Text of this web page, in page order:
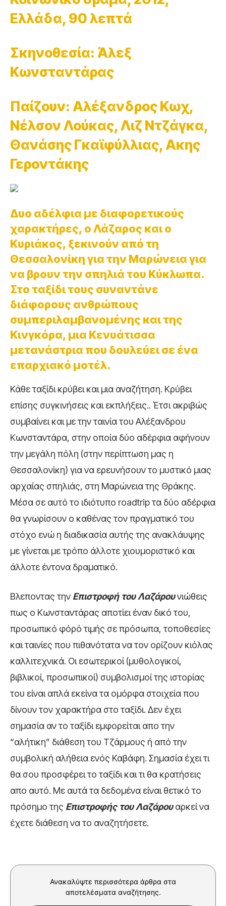
Ελλάδα, 90 λεπτά
Σκηνοθεσία: Άλεξ
Κωνσταντάρας
Παίζουν: Αλέξανδρος Κωχ,
Νέλσον Λούκας, Λιζ Ντζάγκα,
Θανάσης Γκαϊφύλλιας, Ακης
Γεροντάκης
Δυο αδέλφια με διαφορετικούς
χαρακτήρες, ο Λάζαρος και ο
Κυριάκος, ξεκινούν από τη
Θεσσαλονίκη για την Μαρώνεια για
να βρουν την σπηλιά του Κύκλωπα.
Στο ταξίδι τους συναντάνε
διάφορους ανθρώπους
συμπεριλαμβανομένης και της
Κινγκόρα, μια Κενυάτισσα
μετανάστρια που δουλεύει σε ένα
επαρχιακό μοτέλ.
Κάθε ταξίδι κρύβει και μια αναζήτηση. Κρύβει
επίσης συγκινήσεις και εκπλήξεις.. Έτσι ακριβώς
συμβαίνει και με την ταινία του Αλέξανδρου
Κωνσταντάρα, στην οποία δύο αδέρφια αφήνουν
την μεγάλη πόλη (στην περίπτωση μας η
Θεσσαλονίκη) για να ερευνήσουν το μυστικό μιας
αρχαίας σπηλιάς, στη Μαρώνεια της Θράκης.
Μέσα σε αυτό το ιδιότυπο roadtrip τα δύο αδέρφια
θα γνωρίσουν ο καθένας τον πραγματικό του
στόχο ενώ η διαδικασία αυτής της ανακλάυψης
με γίνεται με τρόπο άλλοτε χιουμοριστικό και
άλλοτε έντονα δραματικό.
Βλεποντας την Επιστροφή του Λαζάρουνιώθεις
πως ο Κωνσταντάρας αποτίει έναν δικό του,
προσωπικό φόρό τιμής σε πρόσωπα, τοποθεσίες
και ταινίες που πιθανότατα να τον ορίζουν κιόλας
καλλιτεχνικά. Οι εσωτερικοί (μυθολογικοί,
βιβλικοί, προσωπικοί) συμβολισμοί της ιστορίας
του είναι απλά εκείνα τα ομόρφα στοιχεία που
δίνουν τον χαρακτήρα στο ταξίδι. Δεν έχει
σημασία αν το ταξίδι εμφορείται απο την
“αλήτικη” διάθεση του Τζάρμους ή από την
συμβολική αλήθεια ενός Καβάφη. Σημασία έχει τι
θα σου προσφέρει το ταξίδι και τι θα κρατήσεις
απο αυτό. Με αυτά τα δεδομένα είναι θετικό το
πρόσημο της Επιστροφής του Λαζάρουαρκεί να
έχετε διάθεση να το αναζητήσετε.
Ανακαλύψτε περισσότερα άρθρα στα
αποτελέσματα αναζήτησης.